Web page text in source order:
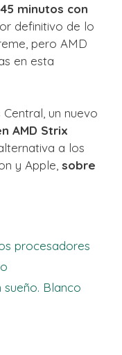
minutos con
definitivo de lo
pero AMD
en esta
un nuevo
AMD Strix
a los
y Apple, sobre
procesadores
Blanco